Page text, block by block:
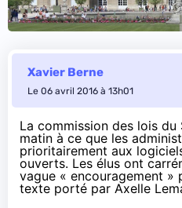
Xavier Berne
Le 06 avril 2016 à 13h01
La commission des lois du
matin à ce que les
prioritairement aux
ouverts. Les élus ont
vague « encouragement »
texte porté par Axelle